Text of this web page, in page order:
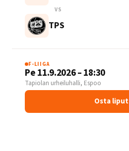
VS
TPS
F-LIIGA
Pe 11.9.2026 – 18:30
Tapiolan urheiluhalli, Espoo
Osta liput